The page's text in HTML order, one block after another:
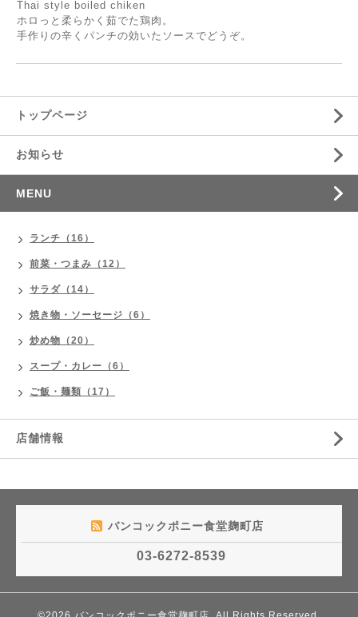
Thai style boiled chiken
ホロっと柔らかく茹でた鶏肉。
手作りの辛くパンチの効いたソースでどうぞ。
トップページ
お知らせ
MENU
ランチ（16）
前菜・つまみ（12）
サラダ（14）
焼き物・ソーセージ（6）
炒め物（20）
スープ・カレー（6）
ご飯・麺類（17）
店舗情報
バンコックポニー食堂麹町店
03-6272-8539